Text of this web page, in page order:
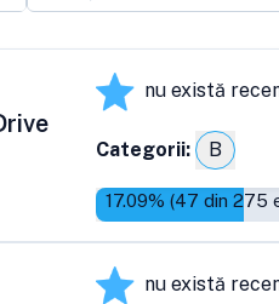
nu există
Categorii: B
17.09% (47 din 275
nu există